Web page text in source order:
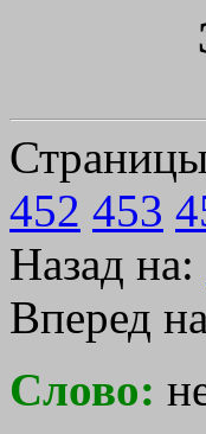
452 453
Назад на:
Вперед
Слово: